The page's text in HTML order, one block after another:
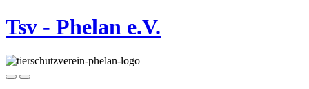
Tsv - Phelan e.V.